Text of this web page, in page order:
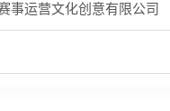
事运营文化创意有限公司